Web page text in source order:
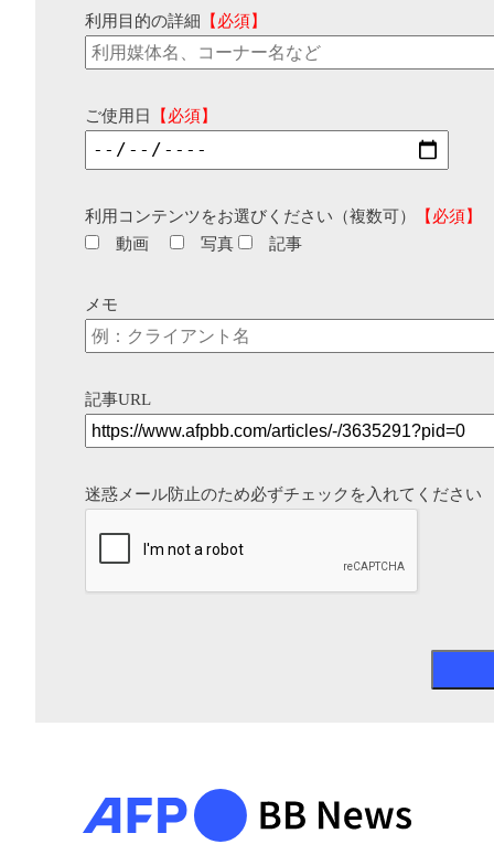
利用目的の詳細 【必須】
ご使用日 【必須】
利用コンテンツをお選びください（複数可）
【必須】
動画
写真 記事
メモ
記事URL
迷惑メール防止のため必ずチェックを入れてください